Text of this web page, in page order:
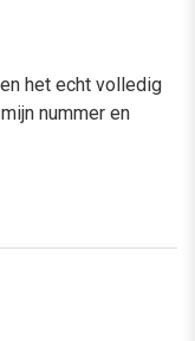
het echt volledig
nummer en